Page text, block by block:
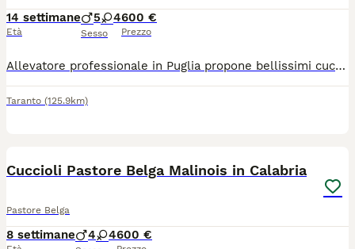
14 settimane
Età
5 4
Sesso
600 €
Prezzo
Allevatore professionale in Puglia propone bellissimi cuccioli di Pastore Belga Malinois con prestigioso pedigree ENCI. I cuccioli sono ceduti a partire dal secondo mese di età corredati di libretto sanitario con profilassi vaccinale, sverminazione, controlli veterinari, microchip e pedigree ENCI. Sono consegnabili in tutta Italia tramite corriere specializzato. Per maggiori informazioni chiamare il 3533660041
Taranto (125.9km)
Cuccioli Pastore Belga Malinois in Calabria
Pastore Belga
8 settimane 4 4600 €